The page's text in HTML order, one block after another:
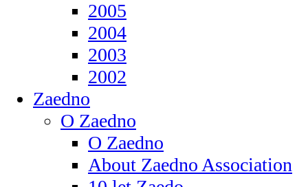
2005
2004
2003
2002
Zaedno
O Zaedno
O Zaedno
About Zaedno Association